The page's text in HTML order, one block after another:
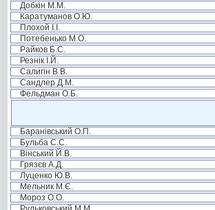
Добкін М.М.
Каратуманов О.Ю.
Плохой І.І.
Потебенько М.О.
Райков Б.С.
Резнік І.Й.
Салигін В.В.
Сандлер Д.М.
Фельдман О.Б.
Баранівський О.П.
Бульба С.С.
Вінський Й.В.
Грязєв А.Д.
Луценко Ю.В.
Мельник М.Є.
Мороз О.О.